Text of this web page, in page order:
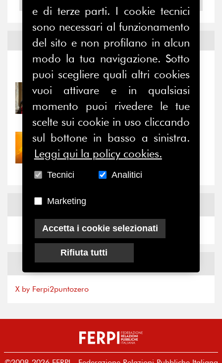
2004
Notizie edEventi
Eventi
31/07/2026
Prima della pausa estiva,
il valore di...
30/07/2026
Nove anni dopo la
“grande cecità”: la...
News
NewsX
X by Ferpi2puntozero
e di terze parti. I cookie tecnici
sono necessari al funzionamento
del sito e non profilano in alcun
modo la tua navigazione. Sotto
puoi scegliere quali altri cookies
vuoi attivare e in qualsiasi
momento puoi rivedere le tue
scelte sui cookie in uso cliccando
sul bottone in basso a sinistra.
Leggi qui la policy cookies.
Tecnici Analitici
Marketing
Accetta i cookie selezionati
Rifiuta tutti